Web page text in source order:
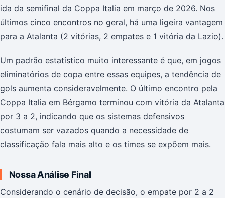
ida da semifinal da Coppa Italia em março de 2026. Nos
últimos cinco encontros no geral, há uma ligeira vantagem
para a Atalanta (2 vitórias, 2 empates e 1 vitória da Lazio).
Um padrão estatístico muito interessante é que, em jogos
eliminatórios de copa entre essas equipes, a tendência de
gols aumenta consideravelmente. O último encontro pela
Coppa Italia em Bérgamo terminou com vitória da Atalanta
por 3 a 2, indicando que os sistemas defensivos
costumam ser vazados quando a necessidade de
classificação fala mais alto e os times se expõem mais.
Nossa Análise Final
Considerando o cenário de decisão, o empate por 2 a 2